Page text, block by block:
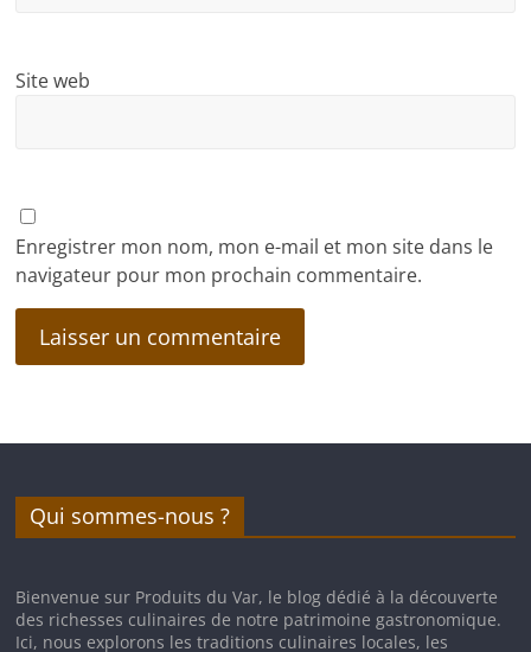
Site web
Enregistrer mon nom, mon e-mail et mon site dans le
navigateur pour mon prochain commentaire.
Qui sommes-nous ?
Bienvenue sur Produits du Var, le blog dédié à la découverte
des richesses culinaires de notre patrimoine gastronomique.
Ici, nous explorons les traditions culinaires locales, les